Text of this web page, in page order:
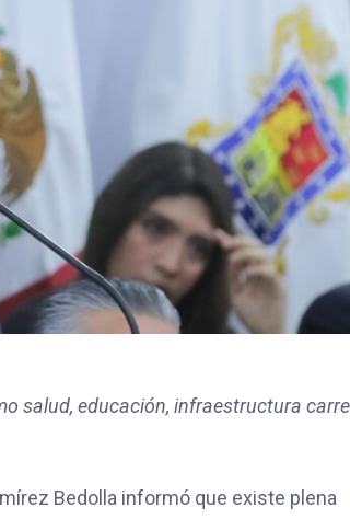
salud, educación, infraestructura
Bedolla informó que existe plena